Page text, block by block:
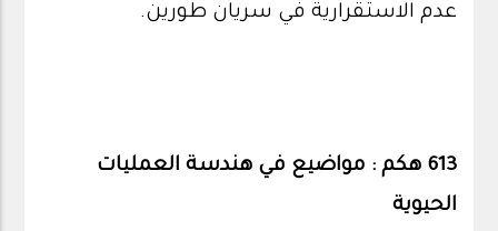
عدم الاستقرارية في سريان طورين.
613 هكم : مواضيع في هندسة العمليات
الحيوية